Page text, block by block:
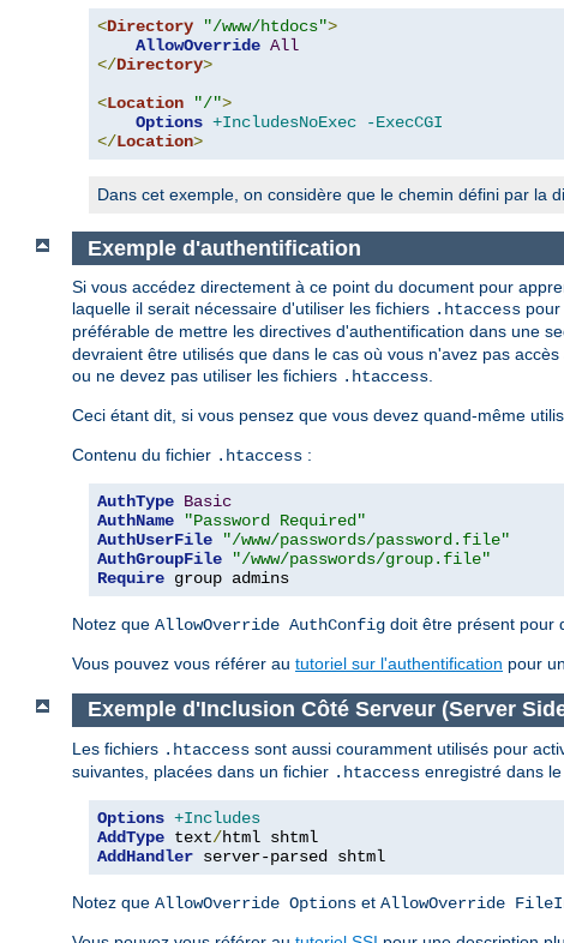
<Directory "/www/htdocs">
AllowOverride All
</Directory>
<Location "/">
Options +IncludesNoExec
-ExecCGI
</Location>
Dans cet exemple, on considère que le chemin défini par la
Exemple d'authentification
Si vous accédez directement à ce point du document pour
laquelle il serait nécessaire d'utiliser les fichiers .htaccess
préférable de mettre les directives d'authentification dans une
devraient être utilisés que dans le cas où vous n'avez pas
ou ne devez pas utiliser les fichiers .htaccess.
Ceci étant dit, si vous pensez que vous devez quand-même
Contenu du fichier .htaccess :
AuthType Basic
AuthName
"Password Required"
AuthUserFile
"/www/passwords/password.file"
AuthGroupFile
"/www/passwords/group.file"
Require group admins
Notez que AllowOverride AuthConfig doit être présent pour
Vous pouvez vous référer au tutoriel sur l'authentification pour
Exemple d'Inclusion Côté Serveur (Server
Les fichiers .htaccess sont aussi couramment utilisés pour
suivantes, placées dans un fichier .htaccess enregistré dans
Options +Includes
AddType text/
AddHandler server-parsed shtml
Notez que AllowOverride Options et AllowOverride